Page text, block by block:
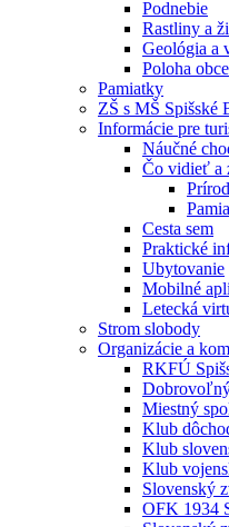
Podnebie
Rastliny a
Geológia a
Poloha obce
Pamiatky
ZŠ s MŠ Spišské
Informácie pre
Náučné
Čo vidieť a
Cesta sem
Praktické
Ubytovanie
Mobilné
Letecká
Strom slobody
Organizácie a
RKFÚ
Miestný
Klub
Klub
Klub
Slovenský
OFK 1934